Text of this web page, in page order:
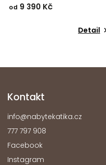
od 9 390 Kč
Detail
Kontakt
info@nabytekatika.cz
777 797 908
Facebook
Instagram